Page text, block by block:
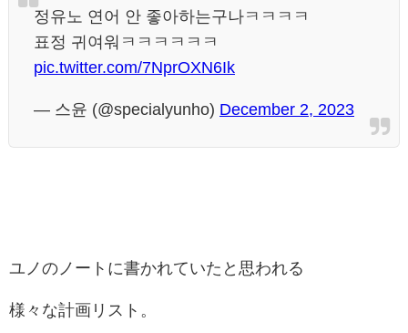
정유노 연어 안 좋아하는구나ㅋㅋㅋㅋ
표정 귀여워ㅋㅋㅋㅋㅋㅋ
pic.twitter.com/7NprOXN6Ik
— 스윤 (@specialyunho) December 2, 2023
ユノのノートに書かれていたと思われる
様々な計画リスト。